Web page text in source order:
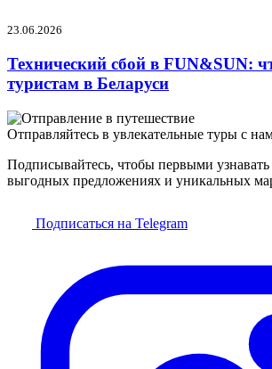
23.06.2026
Технический сбой в FUN&SUN:
туристам в Беларуси
Отправляйтесь в увлекательные туры с
Подписывайтесь, чтобы первыми
выгодных предложениях и уникальных
Подписаться на Telegram